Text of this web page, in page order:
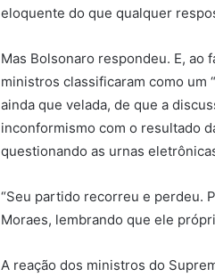
eloquente do que qualquer
Mas Bolsonaro respondeu. E, ao
ministros classificaram como um
ainda que velada, de que a
inconformismo com o resultado
questionando as urnas
“Seu partido recorreu e perdeu.
Moraes, lembrando que ele
A reação dos ministros do